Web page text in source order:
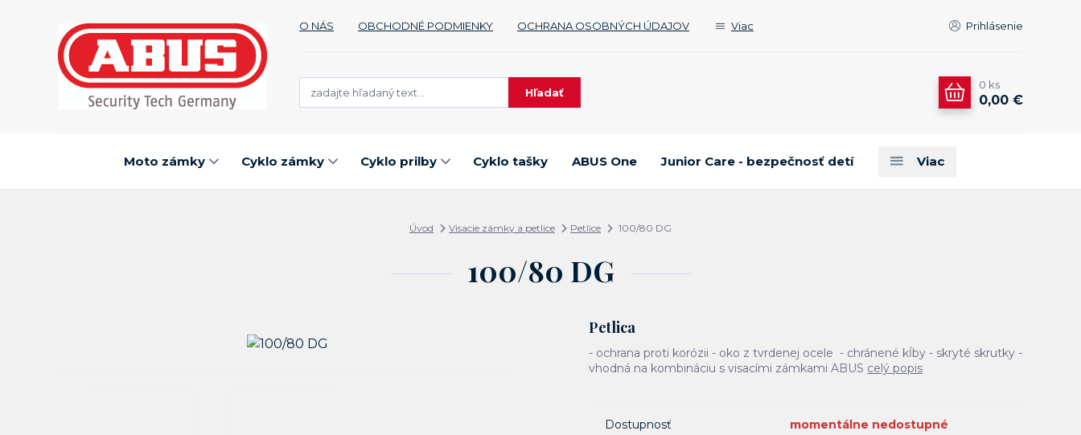
O NÁS OBCHODNÉ PODMIENKY OCHRANA OSOBNÝCH ÚDAJOV Viac Prihlásenie
Hľadať
0 ks
0,00 €
Moto zámky Cyklo zámky Cyklo prilby Cyklo tašky ABUS One Junior Care - bezpečnosť detí Viac
Úvod Visacie zámky a petlice Petlice 100/80 DG
100/80 DG
Petlica
- ochrana proti korózii - oko z tvrdenej ocele - chránené kĺby - skryté skrutky -
vhodná na kombináciu s visacími zámkami ABUS celý popis
Dostupnosť
momentálne nedostupné